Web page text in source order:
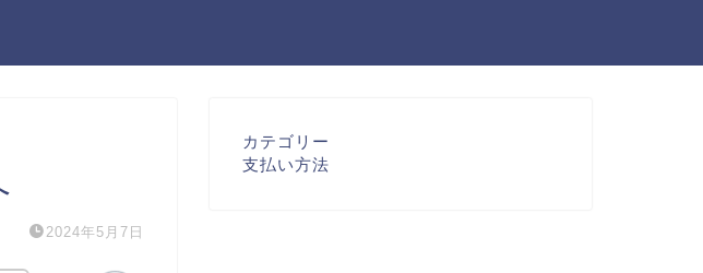
2024年5月7日
カテゴリー
支払い方法